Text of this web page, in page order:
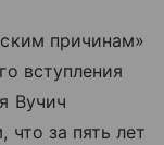
причинам»
вступления
Вучич
что за пять лет